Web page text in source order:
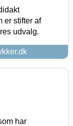
er stifter af
udvalg.
har